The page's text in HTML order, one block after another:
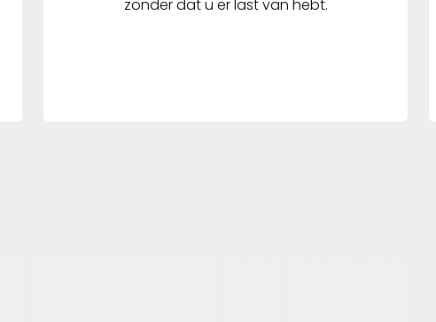
zonder dat u er last van hebt.